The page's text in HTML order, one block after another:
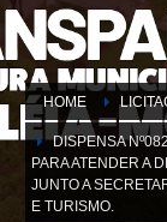
HOME
DISPENSA
PARA ATENDER A
JUNTO A
E TURISMO.